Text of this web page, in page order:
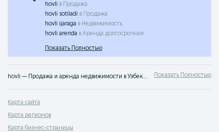
hovli в
Продажа
hovli sotiladi в
Продажа
hovli ijaraga в Недвижимость
hovli arenda в Аренда долгосрочная
Показать Полностью
hovli — Продажа и аренда недвижимости в Узбекистане ➤ Жилая и коммерческая недвижимость по лучшей цене ✔️ Выбирайте среди множества объявлений недорого на OLX.uz! Показать Полностью
Карта сайта
Карта регионов
Карта бизнес-страницы